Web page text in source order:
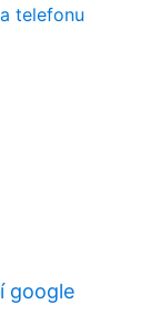
telefonu
google